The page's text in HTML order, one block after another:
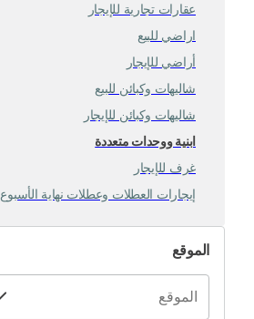
عقارات تجارية للإيجار
اراضي للبيع
أراضي للإيجار
شاليهات وكبائن للبيع
شاليهات وكبائن للإيجار
ابنية ووحدات متعددة
غرف للإيجار
إيجارات العطلات وعطلات نهاية الأسبوع
الموقع